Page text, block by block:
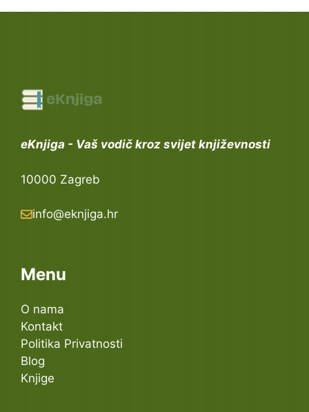
eKnjiga - Vaš vodič kroz svijet književnosti
10000 Zagreb
info@eknjiga.hr
Menu
O nama
Kontakt
Politika Privatnosti
Blog
Knjige